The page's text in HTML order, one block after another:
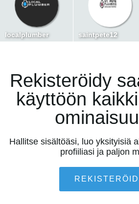
localplumber saintpete12
Rekisteröidy
käyttöön
Hallitse sisältöäsi, luo yksityisiä
profiiliasi ja paljon